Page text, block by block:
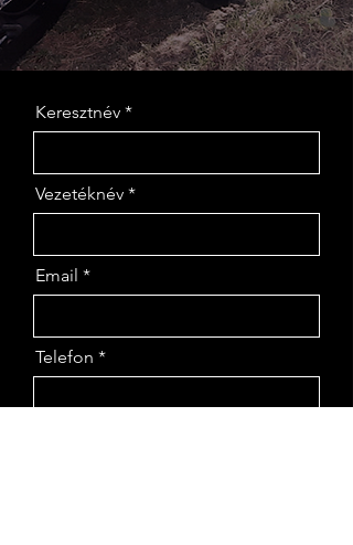
Keresztnév
Vezetéknév
Email
Telefon